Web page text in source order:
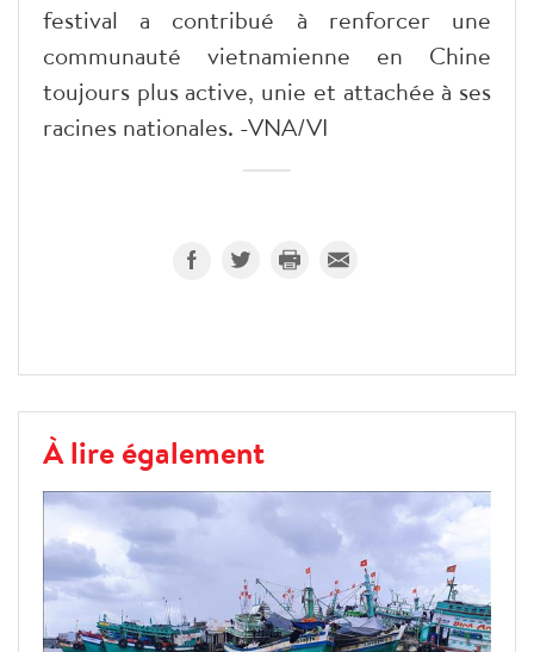
festival a contribué à renforcer une
communauté vietnamienne en Chine
toujours plus active, unie et attachée à ses
racines nationales. -VNA/VI
À lire également